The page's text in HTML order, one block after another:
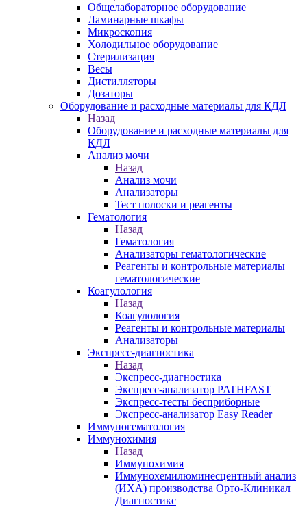
Общелабораторное оборудование
Ламинарные шкафы
Микроскопия
Холодильное оборудование
Стерилизация
Весы
Дистилляторы
Дозаторы
Оборудование и расходные материалы для КДЛ
Назад
Оборудование и расходные материалы для
КДЛ
Анализ мочи
Назад
Анализ мочи
Анализаторы
Тест полоски и реагенты
Гематология
Назад
Гематология
Анализаторы гематологические
Реагенты и контрольные материалы
гематологические
Коагулология
Назад
Коагулология
Реагенты и контрольные материалы
Анализаторы
Экспресс-диагностика
Назад
Экспресс-диагностика
Экспресс-анализатор PATHFAST
Экспресс-тесты бесприборные
Экспресс-анализатор Easy Reader
Иммуногематология
Иммунохимия
Назад
Иммунохимия
Иммунохемилюминесцентный анализ
(ИХА) производства Орто-Клиникал
Диагностикс